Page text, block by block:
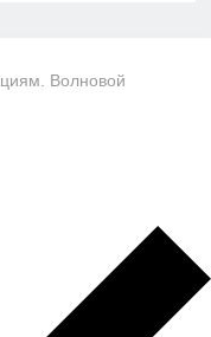
Волновой